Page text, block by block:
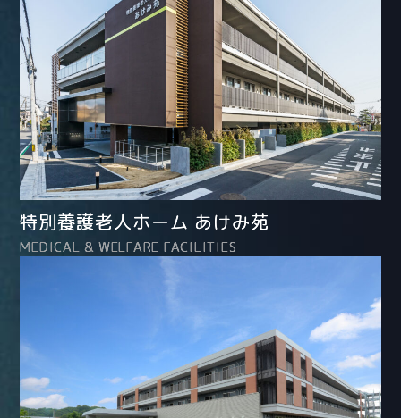
特別養護老人ホーム あけみ苑
MEDICAL & WELFARE FACILITIES